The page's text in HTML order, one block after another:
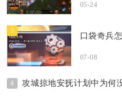
05-24
3
口袋奇兵
07-08
4 攻城掠地安抚计划中为何